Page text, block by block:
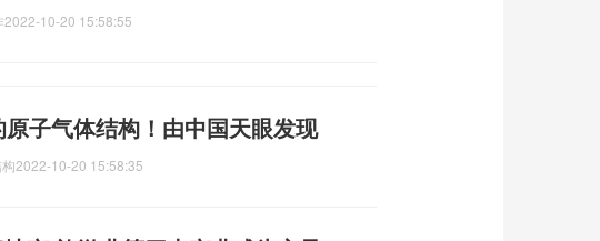
2022-10-20 15:58:55
子气体结构！由中国天眼发现
2022-10-20 15:58:35